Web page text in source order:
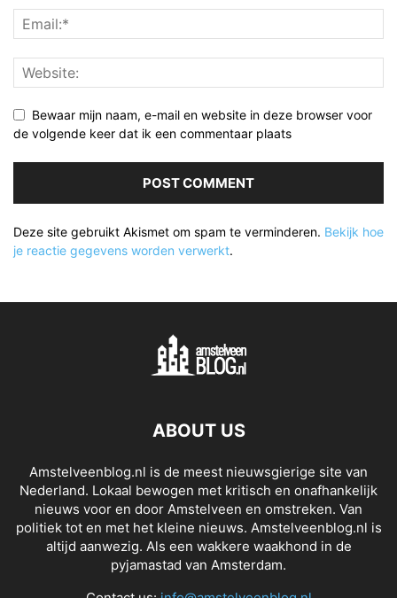
Bewaar mijn naam, e-mail en website in deze browser voor
de volgende keer dat ik een commentaar plaats
Deze site gebruikt Akismet om spam te verminderen. Bekijk hoe
je reactie gegevens worden verwerkt.
ABOUT US
Amstelveenblog.nl is de meest nieuwsgierige site van
Nederland. Lokaal bewogen met kritisch en onafhankelijk
nieuws voor en door Amstelveen en omstreken. Van
politiek tot en met het kleine nieuws. Amstelveenblog.nl is
altijd aanwezig. Als een wakkere waakhond in de
pyjamastad van Amsterdam.